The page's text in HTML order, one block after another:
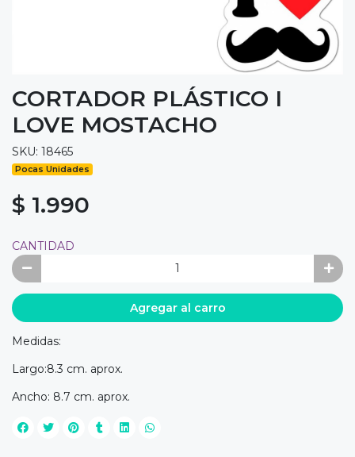
CORTADOR PLÁSTICO I
LOVE MOSTACHO
SKU: 18465
Pocas Unidades
$ 1.990
CANTIDAD
Agregar al carro
Medidas:
Largo:8.3 cm. aprox.
Ancho: 8.7 cm. aprox.